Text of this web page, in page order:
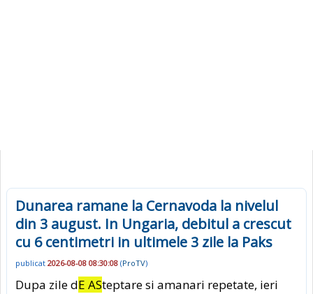
Dunarea ramane la Cernavoda la nivelul
din 3 august. In Ungaria, debitul a crescut
cu 6 centimetri in ultimele 3 zile la Paks
publicat 2026-08-08 08:30:08 (ProTV)
Dupa zile dE ASteptare si amanari repetate, ieri